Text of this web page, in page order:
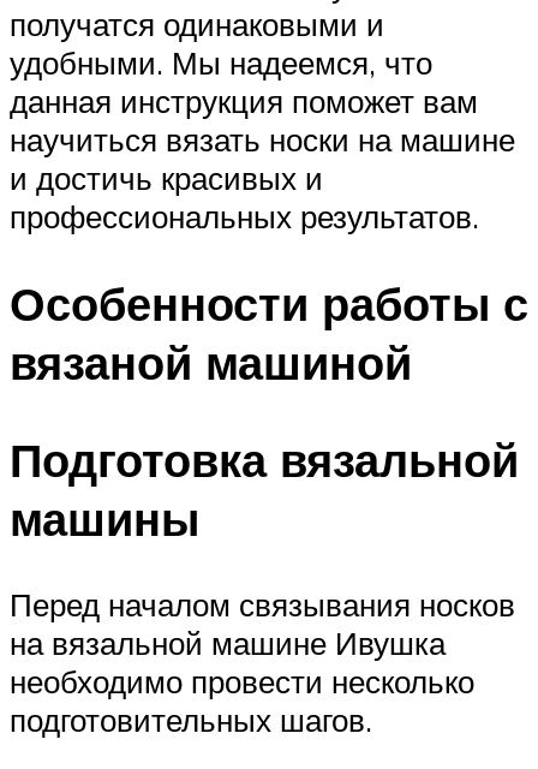
получатся одинаковыми и
удобными. Мы надеемся, что
данная инструкция поможет вам
научиться вязать носки на машине
и достичь красивых и
профессиональных результатов.
Особенности работы с
вязаной машиной
Подготовка вязальной
машины
Перед началом связывания носков
на вязальной машине Ивушка
необходимо провести несколько
подготовительных шагов.